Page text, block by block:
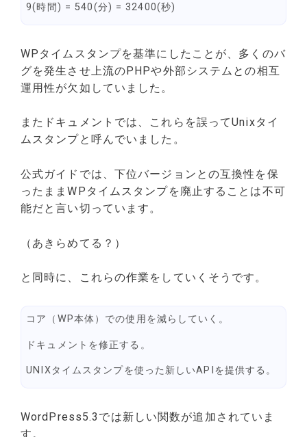
9(時間) = 540(分) = 32400(秒)
WPタイムスタンプを基準にしたことが、多くのバ
グを発生させ上流のPHPや外部システムとの相互
運用性が欠如していました。
またドキュメントでは、これらを誤ってUnixタイ
ムスタンプと呼んでいました。
公式ガイドでは、下位バージョンとの互換性を保
ったままWPタイムスタンプを廃止することは不可
能だと言い切っています。
（あきらめてる？）
と同時に、これらの作業をしていくそうです。
コア（WP本体）での使用を減らしていく。
ドキュメントを修正する。
UNIXタイムスタンプを使った新しいAPIを提供する。
WordPress5.3では新しい関数が追加されていま
す。